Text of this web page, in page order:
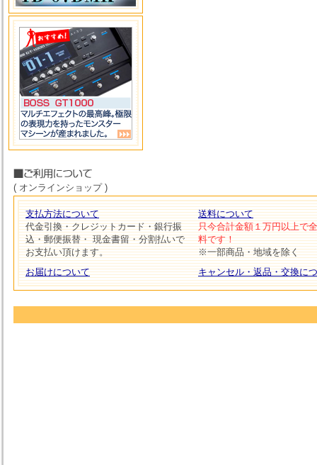
( オンラインショップ )
支払方法について
代金引換・クレジットカード・銀行振
込・郵便振替・ 現金書留・分割払いで
お支払い頂けます。
お届けについて
送料について
只今合計金額１万円以上で
料です！
※一部商品・地域を除く
キャンセル・返品・交換に